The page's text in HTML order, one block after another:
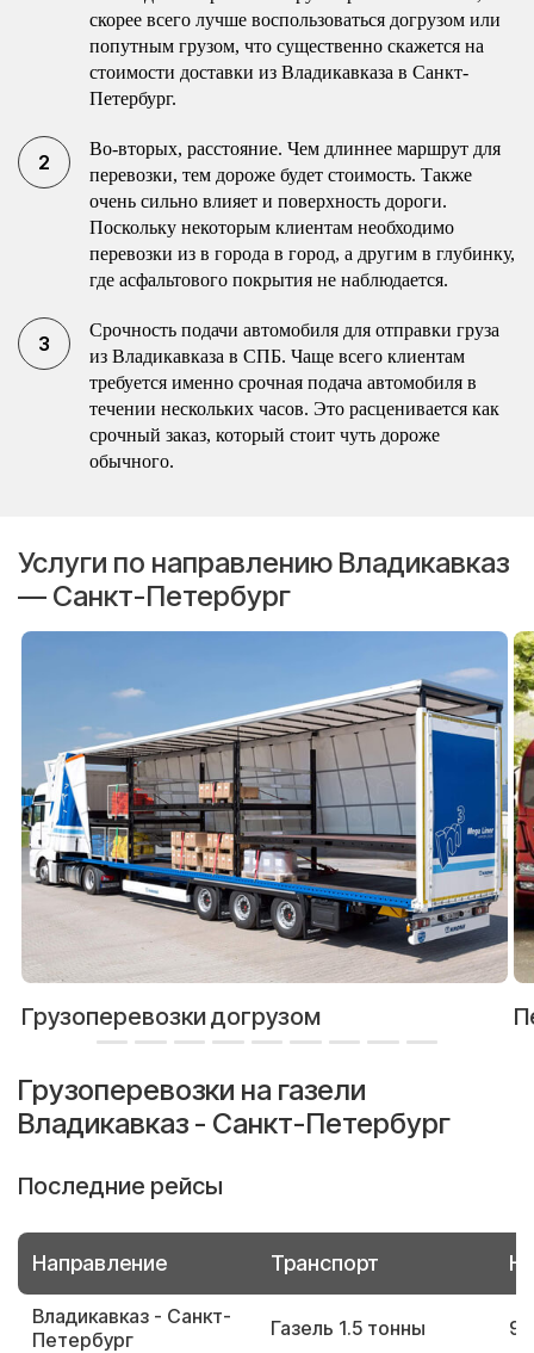
скорее всего лучше воспользоваться догрузом или
попутным грузом, что существенно скажется на
стоимости доставки из Владикавказа в Санкт-
Петербург.
Во-вторых, расстояние. Чем длиннее маршрут для
перевозки, тем дороже будет стоимость. Также
очень сильно влияет и поверхность дороги.
Поскольку некоторым клиентам необходимо
перевозки из в города в город, а другим в глубинку,
где асфальтового покрытия не наблюдается.
Срочность подачи автомобиля для отправки груза
из Владикавказа в СПБ. Чаще всего клиентам
требуется именно срочная подача автомобиля в
течении нескольких часов. Это расценивается как
срочный заказ, который стоит чуть дороже
обычного.
Услуги по направлению Владикавказ
— Санкт-Петербург
Грузоперевозки догрузом
Грузоперевозки на газели
Владикавказ - Санкт-Петербург
Последние рейсы
Направление Транспорт
Владикавказ - Санкт-
Петербург
Газель 1.5 тонны